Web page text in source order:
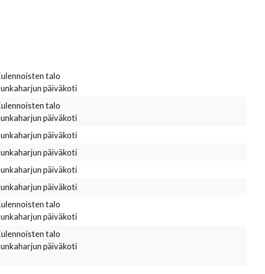
talo
päiväkoti
talo
päiväkoti
päiväkoti
päiväkoti
päiväkoti
päiväkoti
talo
päiväkoti
talo
päiväkoti